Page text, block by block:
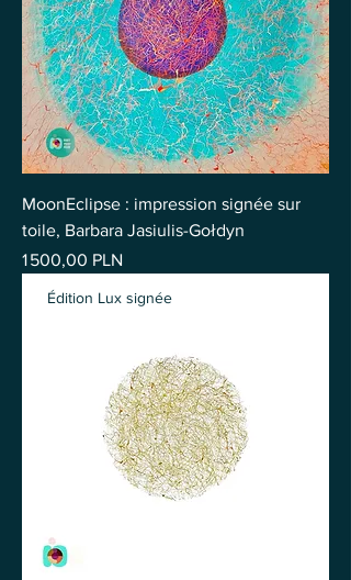
MoonEclipse : impression signée sur
toile, Barbara Jasiulis-Gołdyn
Prix
1 500,00 PLN
Édition Lux signée